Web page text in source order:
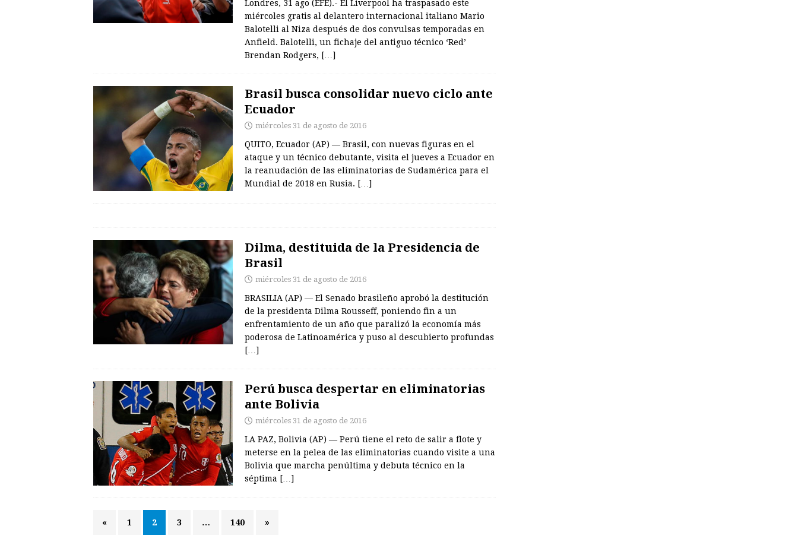
Londres, 31 ago (EFE).- El Liverpool ha traspasado este
miércoles gratis al delantero internacional italiano Mario
Balotelli al Niza después de dos convulsas temporadas en
Anfield. Balotelli, un fichaje del antiguo técnico ‘Red’
Brendan Rodgers, […]
Brasil busca consolidar nuevo ciclo ante
Ecuador
miércoles 31 de agosto de 2016
QUITO, Ecuador (AP) — Brasil, con nuevas figuras en el
ataque y un técnico debutante, visita el jueves a Ecuador en
la reanudación de las eliminatorias de Sudamérica para el
Mundial de 2018 en Rusia. […]
Dilma, destituida de la Presidencia de
Brasil
miércoles 31 de agosto de 2016
BRASILIA (AP) — El Senado brasileño aprobó la destitución
de la presidenta Dilma Rousseff, poniendo fin a un
enfrentamiento de un año que paralizó la economía más
poderosa de Latinoamérica y puso al descubierto profundas
[…]
Perú busca despertar en eliminatorias
ante Bolivia
miércoles 31 de agosto de 2016
LA PAZ, Bolivia (AP) — Perú tiene el reto de salir a flote y
meterse en la pelea de las eliminatorias cuando visite a una
Bolivia que marcha penúltima y debuta técnico en la
séptima […]
« 1 2 3 … 140 »